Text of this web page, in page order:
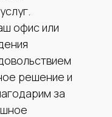
офис или
решение и
за